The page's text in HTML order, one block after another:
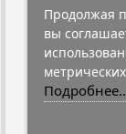
Продолжая
вы